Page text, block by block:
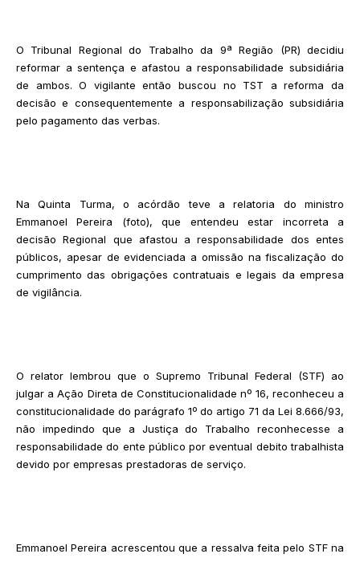
O Tribunal Regional do Trabalho da 9ª Região (PR) decidiu
reformar a sentença e afastou a responsabilidade subsidiária
de ambos. O vigilante então buscou no TST a reforma da
decisão e consequentemente a responsabilização subsidiária
pelo pagamento das verbas.
Na Quinta Turma, o acórdão teve a relatoria do ministro
Emmanoel Pereira (foto), que entendeu estar incorreta a
decisão Regional que afastou a responsabilidade dos entes
públicos, apesar de evidenciada a omissão na fiscalização do
cumprimento das obrigações contratuais e legais da empresa
de vigilância.
O relator lembrou que o Supremo Tribunal Federal (STF) ao
julgar a Ação Direta de Constitucionalidade nº 16, reconheceu a
constitucionalidade do parágrafo 1º do artigo 71 da Lei 8.666/93,
não impedindo que a Justiça do Trabalho reconhecesse a
responsabilidade do ente público por eventual debito trabalhista
devido por empresas prestadoras de serviço.
Emmanoel Pereira acrescentou que a ressalva feita pelo STF na